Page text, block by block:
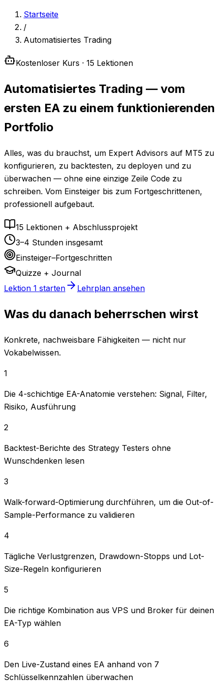
Startseite
/
Automatisiertes Trading
Kostenloser Kurs · 15 Lektionen
Automatisiertes Trading — vom
ersten EA zu einem funktionierenden
Portfolio
Alles, was du brauchst, um Expert Advisors auf MT5 zu
konfigurieren, zu backtesten, zu deployen und zu
überwachen — ohne eine einzige Zeile Code zu
schreiben. Vom Einsteiger bis zum Fortgeschrittenen,
professionell aufgebaut.
15 Lektionen + Abschlussprojekt
3–4 Stunden insgesamt
Einsteiger–Fortgeschritten
Quizze + Journal
Lektion 1 starten
Lehrplan ansehen
Was du danach beherrschen wirst
Konkrete, nachweisbare Fähigkeiten — nicht nur
Vokabelwissen.
1
Die 4-schichtige EA-Anatomie verstehen: Signal, Filter,
Risiko, Ausführung
2
Backtest-Berichte des Strategy Testers ohne
Wunschdenken lesen
3
Walk-forward-Optimierung durchführen, um die Out-of-
Sample-Performance zu validieren
4
Tägliche Verlustgrenzen, Drawdown-Stopps und Lot-
Size-Regeln konfigurieren
5
Die richtige Kombination aus VPS und Broker für deinen
EA-Typ wählen
6
Den Live-Zustand eines EA anhand von 7
Schlüsselkennzahlen überwachen